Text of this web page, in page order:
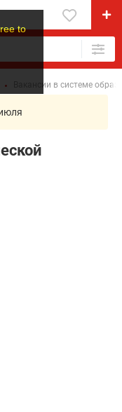
to
Вакансии в системе